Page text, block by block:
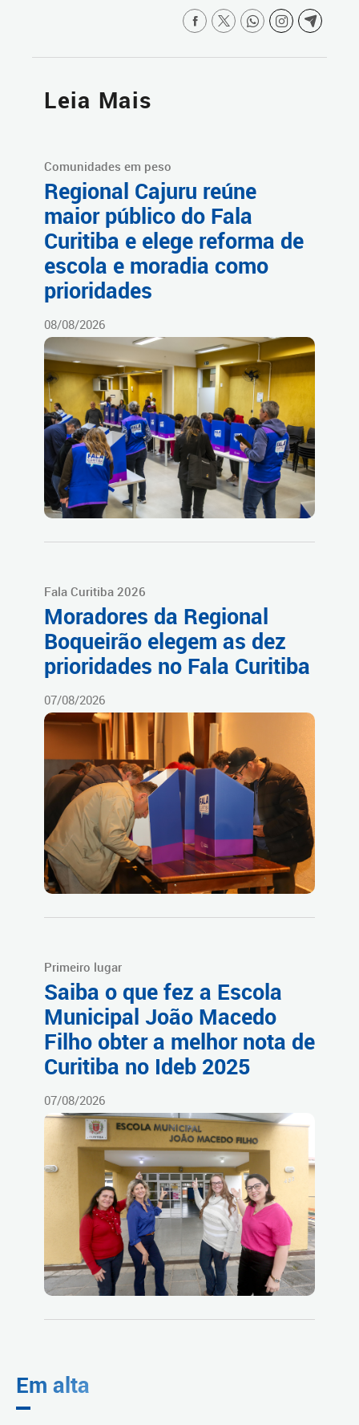
Leia Mais
Comunidades em peso
Regional Cajuru reúne
maior público do Fala
Curitiba e elege reforma de
escola e moradia como
prioridades
08/08/2026
Fala Curitiba 2026
Moradores da Regional
Boqueirão elegem as dez
prioridades no Fala Curitiba
07/08/2026
Primeiro lugar
Saiba o que fez a Escola
Municipal João Macedo
Filho obter a melhor nota de
Curitiba no Ideb 2025
07/08/2026
Em alta